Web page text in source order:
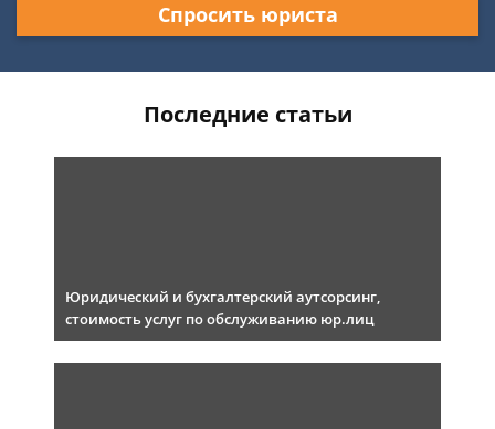
Спросить юриста
Последние статьи
Юридический и бухгалтерский аутсорсинг,
стоимость услуг по обслуживанию юр.лиц